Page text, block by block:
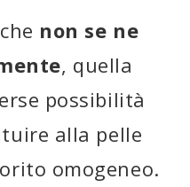
non se ne
, quella
possibilità
alla pelle
omogeneo.